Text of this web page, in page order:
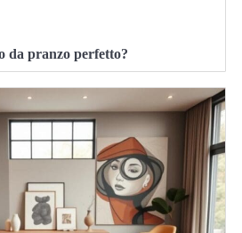
da pranzo perfetto?